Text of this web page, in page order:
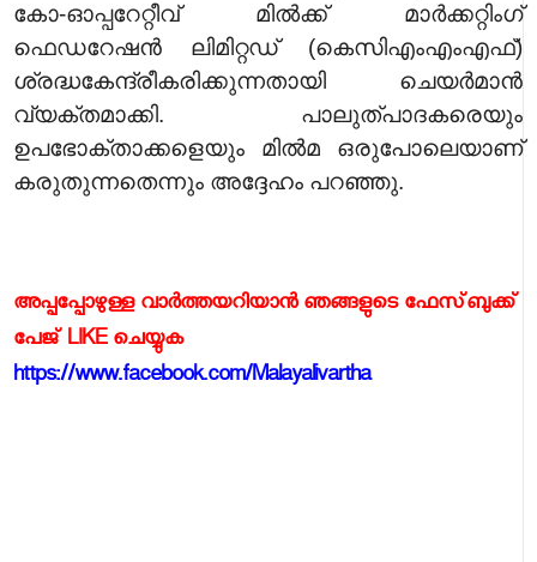
കോ-ഓപ്പറേറ്റീവ് മില്‍ക്ക് മാര്‍ക്കറ്റിംഗ്
ഫെഡറേഷന്‍ ലിമിറ്റഡ് (കെസിഎംഎംഎഫ്)
ശ്രദ്ധകേന്ദ്രീകരിക്കുന്നതായി ചെയര്‍മാന്‍
വ്യക്തമാക്കി. പാലുത്പാദകരെയും
ഉപഭോക്താക്കളെയും മില്‍മ ഒരുപോലെയാണ്
കരുതുന്നതെന്നും അദ്ദേഹം പറഞ്ഞു.
അപ്പപ്പോഴുള്ള വാര്‍ത്തയറിയാന്‍ ഞങ്ങളുടെ ഫേസ്‌ബുക്ക്‌
പേജ് LIKE ചെയ്യുക
https://www.facebook.com/Malayalivartha